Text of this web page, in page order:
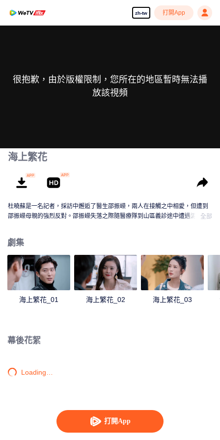
zh-tw 打開App
打開App
很抱歉，由於版權限制，您所在的地區暫時無法播
放該視頻
海上繁花
杜曉蘇是一名記者，採訪中邂逅了醫生邵振嶸，兩人在接觸之中相愛，但遭到
邵振嶸母親的強烈反對。邵振嶸失落之際隨醫療隊到山區義診途中遭遇泥石流
默默地在暗中幫助她。這引起了富家女蔣繁祿的不滿，她用各種理由在工作上
刁難杜曉蘇。林向遠為了自己能夠出人頭地，聯合宇天對手想方設法陷害雷宇
崢，致使宇天集團險些破產。杜曉蘇用計戳穿林向遠的陰謀。在杜曉蘇的幫助
和鼓勵下，雷宇錚重新振興宇天，將林向遠的陰謀一一化解，在這個過程中，
杜曉蘇和雷宇錚破除了兩人之間的誤會與偏見。
全部
劇集
海上繁花_01 海上繁花_02 海上繁花_03
幕後花絮
Loading…